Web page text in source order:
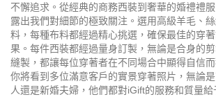
不懈追求。從經典的商務西裝到奢華的婚禮禮
露出我們對細節的極致關注。選用高級羊毛、
料，每種布料都經過精心挑選，確保最佳的穿
果。每件西裝都經過量身訂製，無論是合身的
縫製，都讓每位穿著者在不同場合中顯得自信
你將看到多位滿意客戶的實景穿著照片，無論
人還是新婚夫婦，他們都對iGift的服務和質量